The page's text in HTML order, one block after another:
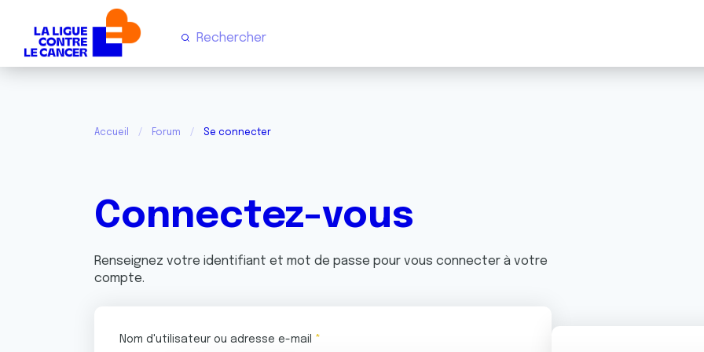
Accueil Forum Se connecter
Connectez-vous
Renseignez votre identifiant et mot de passe pour vous connecter à votre
compte.
Nom d'utilisateur ou adresse e-mail